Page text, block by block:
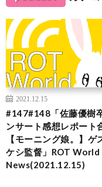
2021.12.15
#147#148「佐藤優樹
ンサート感想レポート
【モーニング娘。】ゲ
ケシ監督」ROT World
News(2021.12.15)